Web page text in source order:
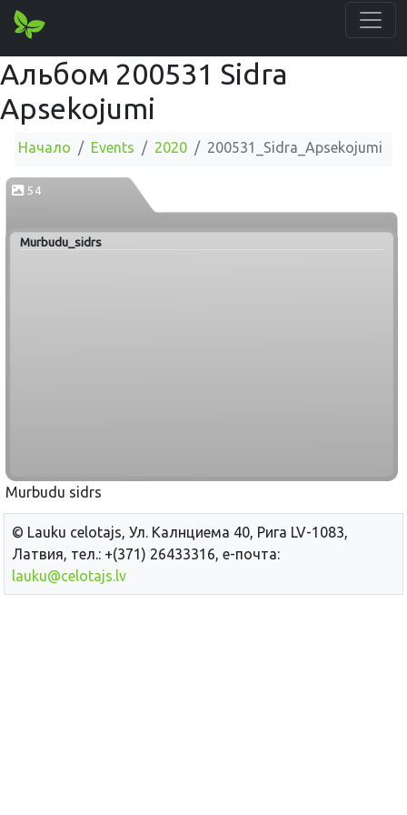
Альбом 200531 Sidra
Apsekojumi
Начало Events 2020 200531_Sidra_Apsekojumi
54
Murbudu_sidrs
Murbudu sidrs
© Lauku сelotajs, Ул. Калнциема 40, Рига LV-1083,
Латвия, тел.: +(371) 26433316, е-почта:
lauku@celotajs.lv